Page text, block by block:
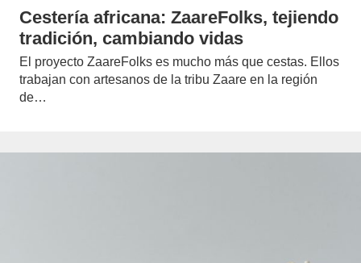
Cestería africana: ZaareFolks, tejiendo
tradición, cambiando vidas
El proyecto ZaareFolks es mucho más que cestas. Ellos
trabajan con artesanos de la tribu Zaare en la región
de…